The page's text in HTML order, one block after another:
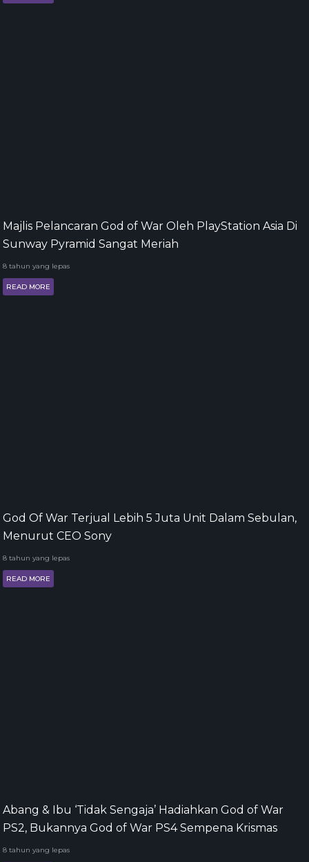
Majlis Pelancaran God of War Oleh PlayStation Asia Di
Sunway Pyramid Sangat Meriah
8 tahun yang lepas
READ MORE
God Of War Terjual Lebih 5 Juta Unit Dalam Sebulan,
Menurut CEO Sony
8 tahun yang lepas
READ MORE
Abang & Ibu ‘Tidak Sengaja’ Hadiahkan God of War
PS2, Bukannya God of War PS4 Sempena Krismas
8 tahun yang lepas